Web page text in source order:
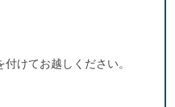
けてお越しください。